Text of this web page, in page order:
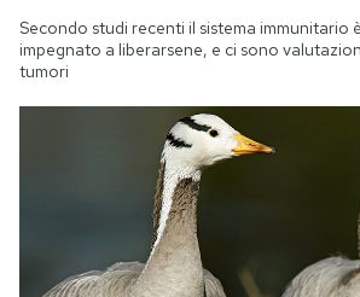
Secondo studi recenti il sistema immunitario
impegnato a liberarsene, e ci sono
tumori